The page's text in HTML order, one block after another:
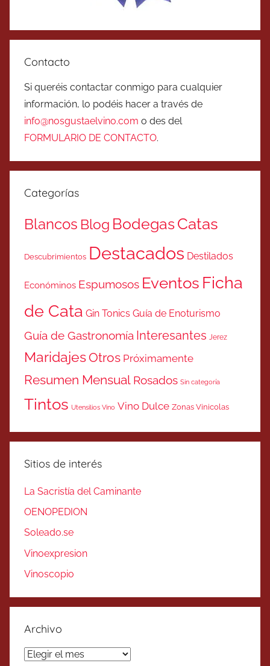
Contacto
Si queréis contactar conmigo para cualquier
información, lo podéis hacer a través de
info@nosgustaelvino.com o des del
FORMULARIO DE CONTACTO.
Categorías
Blancos Blog BodegasCatas
Descubrimientos Destacados Destilados
Económinos Espumosos Eventos Ficha
de Cata Gin Tonics Guía de Enoturismo
Guía de Gastronomía Interesantes Jerez
MaridajesOtros Próximamente
Resumen Mensual Rosados Sin categoría
Tintos Utensilios Vino Vino Dulce Zonas Vinicolas
Sitios de interés
La Sacristía del Caminante
OENOPEDION
Soleado.se
Vinoexpresion
Vinoscopio
Archivo
Archivo